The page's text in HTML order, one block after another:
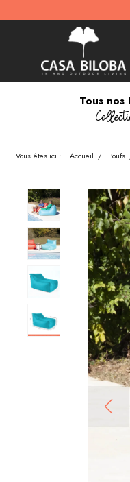
Tous nos
Vous êtes ici : Accueil / Poufs